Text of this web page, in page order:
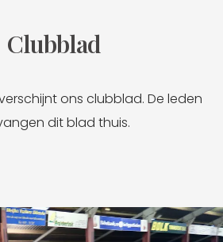
Clubblad
ons clubblad. De leden
dit blad thuis.